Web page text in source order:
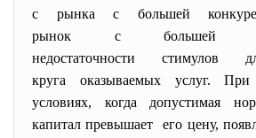
с рынка с большей
рынок с большей
недостаточности стимулов
круга оказываемых услуг.
условиях, когда допустимая
капитал превышает его цену,